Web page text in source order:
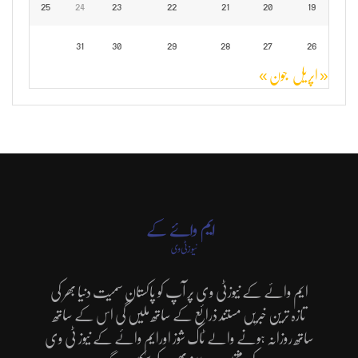
19
20
21
22
23
24
25
26
27
28
29
30
31
« اپریل جون »
ایم وائے کے نیوزٹی وی پر آپ کو پاکستان سمیت دنیا بھر کی
تازہ ترین خبریں مستند ذرائع کے ساتھ ملیں گی اس کے ساتھ
ساتھ روزانہ ہونے والے ٹاک شوز اورایم وائے کے نیوز ٹی وی